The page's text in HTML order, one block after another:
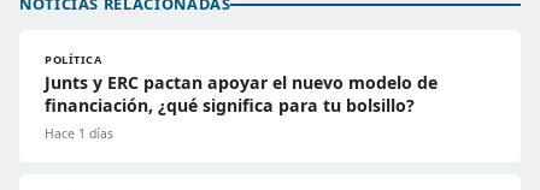
POLÍTICA
Junts y ERC pactan apoyar el nuevo modelo de
financiación, ¿qué significa para tu bolsillo?
Hace 1 días